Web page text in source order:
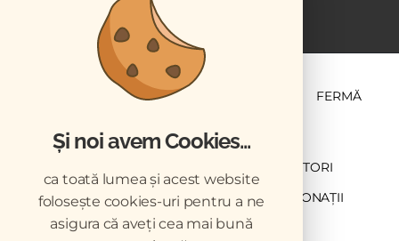
ȘTIINȚĂ ȘI PRACTICĂ FERMĂ
CONTRIBUTORI
DESCĂRCĂRI ACREDITARE CMVRO DONAȚII
CHESTIONAR
Și noi avem Cookies...
ca toată lumea și acest website
folosește cookies-uri pentru a ne
asigura că aveți cea mai bună